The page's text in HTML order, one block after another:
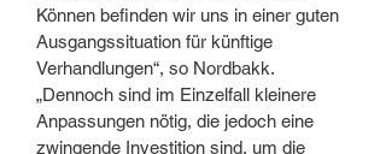
Können befinden wir uns in einer guten
Ausgangssituation für künftige
Verhandlungen“, so Nordbakk.
„Dennoch sind im Einzelfall kleinere
Anpassungen nötig, die jedoch eine
zwingende Investition sind, um die